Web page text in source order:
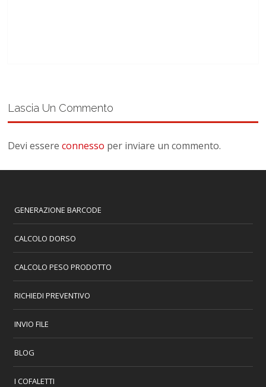
Lascia Un Commento
Devi essereconnesso per inviare un commento.
GENERAZIONE BARCODE
CALCOLO DORSO
CALCOLO PESO PRODOTTO
RICHIEDI PREVENTIVO
INVIO FILE
BLOG
I COFALETTI